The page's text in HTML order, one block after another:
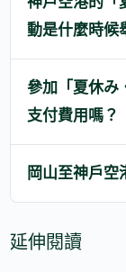
動是什麼時候
參加「夏休み
支付費用嗎？
岡山至神戶空
延伸閱讀